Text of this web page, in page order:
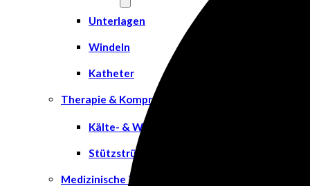
Unterlagen
Windeln
Katheter
Therapie & Kompression
Kälte- & Wärmetherapie
Stützstrümpfe & Kompression
Medizinische Tests & Geräte